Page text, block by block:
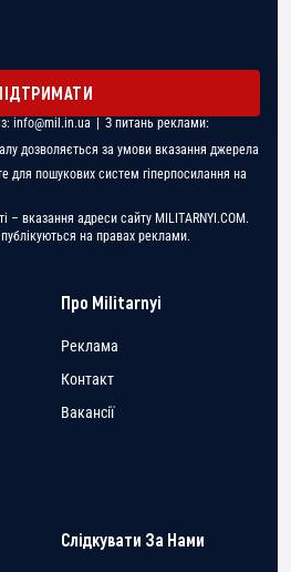
info@mil.in.ua | З питань реклами:
дозволяється за умови вказання джерела
для пошукових систем гіперпосилання на
– вказання адреси сайту MILITARNYI.COM.
на правах реклами.
Про Militarnyi
Реклама
Контакт
Вакансії
Слідкувати За Нами